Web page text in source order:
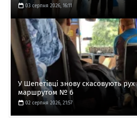
03 серпня 2026, 16:11
У Шепетівці знову скасовують
маршрутом № 6
02 серпня 2026, 21:57